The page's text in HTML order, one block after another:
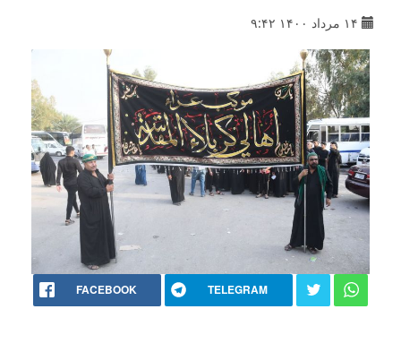
۱۴ مرداد ۱۴۰۰ ۹:۴۲
FACEBOOK TELEGRAM